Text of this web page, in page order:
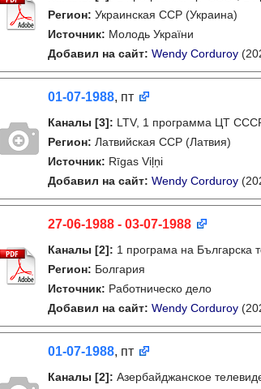
Регион: Украинская ССР (Украина)
Источник: Молодь України
Добавил на сайт: Wendy Corduroy
01-07-1988, пт
Каналы [3]: LTV, 1 программа ЦТ
Регион: Латвийская ССР (Латвия)
Источник: Rīgas Viļņi
Добавил на сайт: Wendy Corduroy
27-06-1988 - 03-07-1988
Каналы [2]: 1 програма на Българска
Регион: Болгария
Источник: Работническо дело
Добавил на сайт: Wendy Corduroy
01-07-1988, пт
Каналы [2]: Азербайджанское